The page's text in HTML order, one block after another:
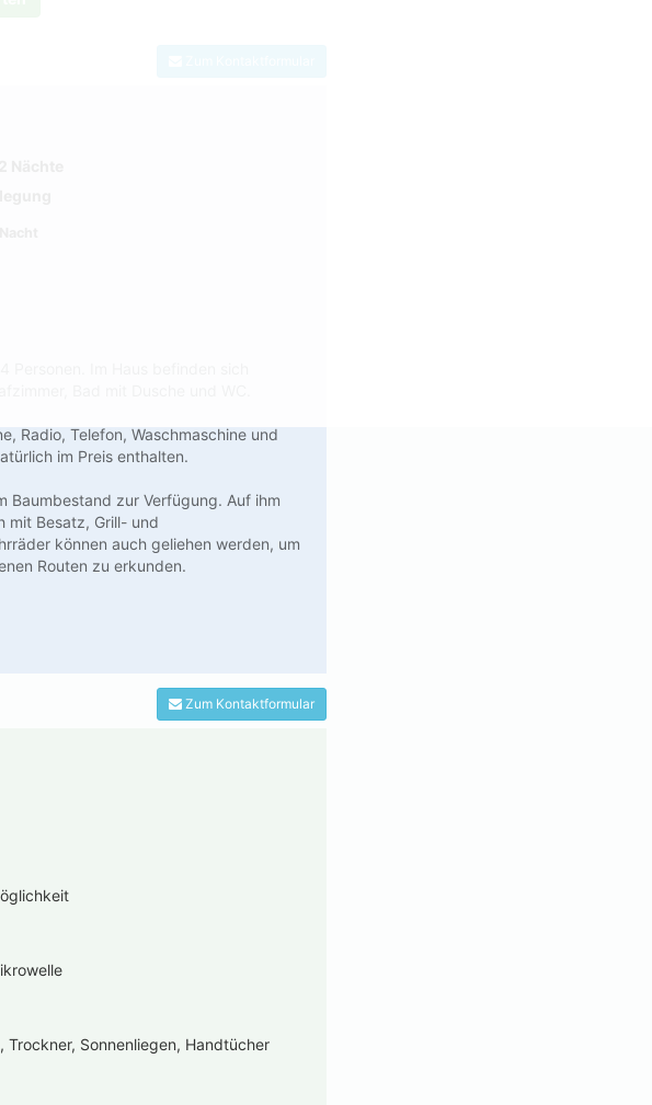
Radio, Telefon, Waschmaschine und
im Preis enthalten.
Baumbestand zur Verfügung. Auf ihm
mit Besatz, Grill- und
können auch geliehen werden, um
Routen zu erkunden.
Zum Kontaktformular
Trockner, Sonnenliegen, Handtücher